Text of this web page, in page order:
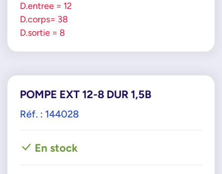
D.entree = 12
D.corps= 38
D.sortie = 8
POMPE EXT 12-8 DUR 1,5B
Réf. : 144028
En stock